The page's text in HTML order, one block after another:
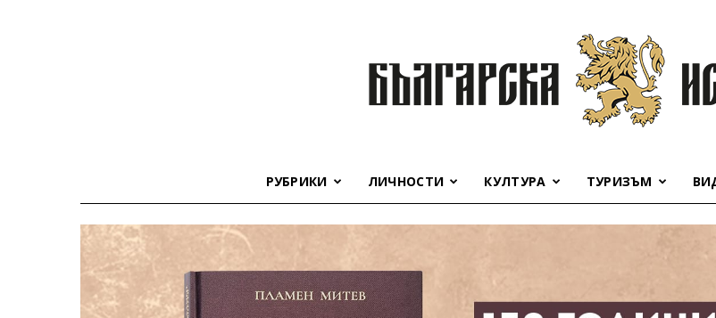
РУБРИКИ ЛИЧНОСТИ КУЛТУРА ТУРИЗЪМ